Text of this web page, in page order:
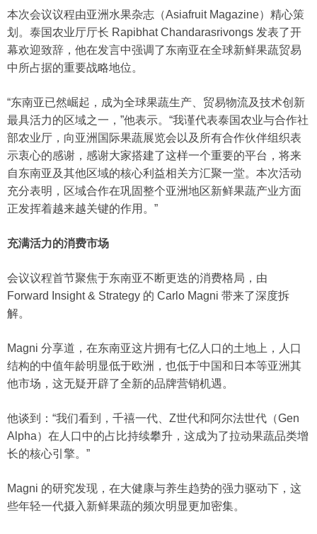
本次会议议程由亚洲水果杂志（Asiafruit Magazine）精心策
划。泰国农业厅厅长 Rapibhat Chandarasrivongs 发表了开
幕欢迎致辞，他在发言中强调了东南亚在全球新鲜果蔬贸易
中所占据的重要战略地位。
“东南亚已然崛起，成为全球果蔬生产、贸易物流及技术创新
最具活力的区域之一，”他表示。“我谨代表泰国农业与合作社
部农业厅，向亚洲国际果蔬展览会以及所有合作伙伴组织表
示衷心的感谢，感谢大家搭建了这样一个重要的平台，将来
自东南亚及其他区域的核心利益相关方汇聚一堂。本次活动
充分表明，区域合作在巩固整个亚洲地区新鲜果蔬产业方面
正发挥着越来越关键的作用。”
充满活力的消费市场
会议议程首节聚焦于东南亚不断更迭的消费格局，由
Forward Insight & Strategy 的 Carlo Magni 带来了深度拆
解。
Magni 分享道，在东南亚这片拥有七亿人口的土地上，人口
结构的中值年龄明显低于欧洲，也低于中国和日本等亚洲其
他市场，这无疑开辟了全新的品牌营销机遇。
他谈到：“我们看到，千禧一代、Z世代和阿尔法世代（Gen
Alpha）在人口中的占比持续攀升，这成为了拉动果蔬品类增
长的核心引擎。”
Magni 的研究发现，在大健康与养生趋势的强力驱动下，这
些年轻一代摄入新鲜果蔬的频次明显更加密集。